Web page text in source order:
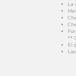
La
**
El